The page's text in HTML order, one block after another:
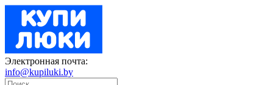
Электронная почта:
info@kupiluki.by